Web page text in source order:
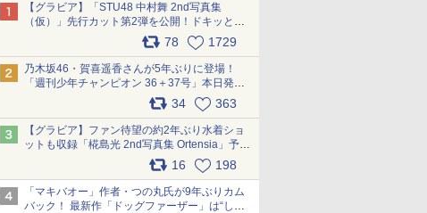
【グラビア】「STU48 中村舞 2nd写真集
（仮）」先行カット第2弾を公開！ドキッとす
るランジェリーカットなど新たな挑戦
78 1729
乃木坂46・賀喜遥香さんが5年ぶりに登場！
「週刊少年チャンピオン 36＋37号」本日発
売 pic.x.com/2Mo85ZlRvK
34 363
【グラビア】ファン待望の約2年ぶり水着ショ
ットも収録「椛島光 2nd写真集 Ortensia」予約
16 198
「マキバオー」作者・つの丸氏が9年ぶりカム
バック！ 最新作「ドッグファーザー」は“しゃ